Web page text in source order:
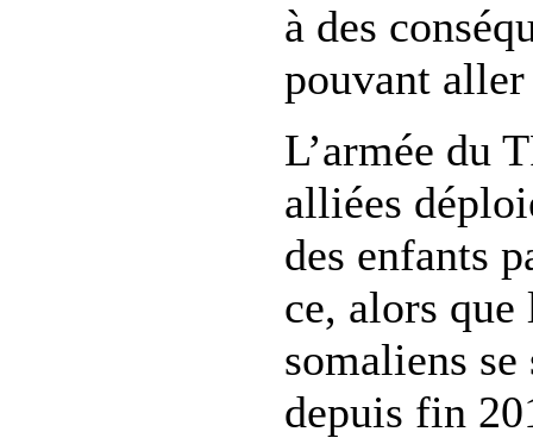
à des
pouvant
L’armée du
alliées
des enfants
ce, alors que
somaliens se
depuis fin